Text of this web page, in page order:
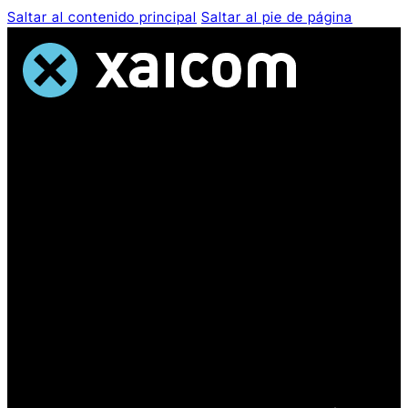
Saltar al contenido principal Saltar al pie de página